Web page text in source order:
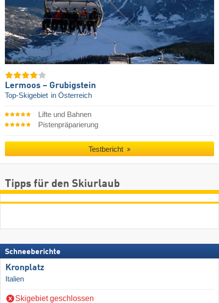
Lermoos – Grubigstein
Top-Skigebiet in Österreich
Lifte und Bahnen
Pistenpräparierung
Testbericht
Tipps für den Skiurlaub
Schneeberichte
Kronplatz
Italien
Skigebiet geschlossen